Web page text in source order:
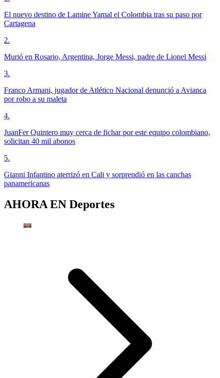
El nuevo destino de Lamine Yamal el Colombia tras su paso por
Cartagena
2.
Murió en Rosario, Argentina, Jorge Messi, padre de Lionel Messi
3.
Franco Armani, jugador de Atlético Nacional denunció a Avianca
por robo a su maleta
4.
JuanFer Quintero muy cerca de fichar por este equipo colombiano,
solicitan 40 mil abonos
5.
Gianni Infantino aterrizó en Cali y sorprendió en las canchas
panamericanas
AHORA EN Deportes